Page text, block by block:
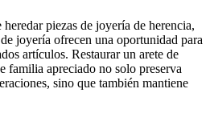
piezas de joyería de herencia,
joyería ofrecen una oportunidad para
artículos. Restaurar un arete de
familia apreciado no solo preserva
sino que también mantiene